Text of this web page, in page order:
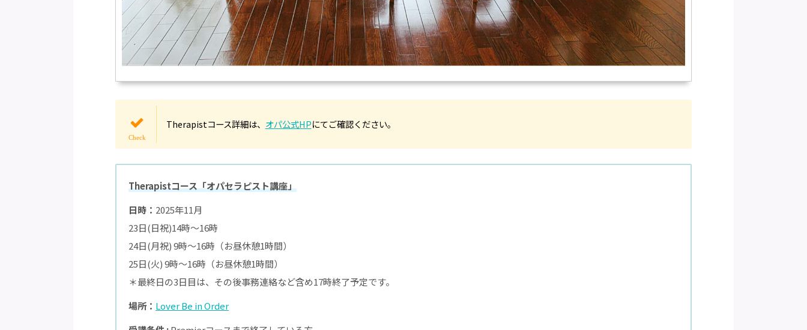
Therapistコース詳細は、 オパ公式HPにてご確認ください。
Therapistコース「オパセラピスト講座」
日時： 2025年11月
23日(日祝)14時〜16時
24日(月祝) 9時～16時（お昼休憩1時間）
25日(火) 9時〜16時（お昼休憩1時間）
＊最終日の3日目は、その後事務連絡など含め17時終了予定です。
場所： Lover Be in Order